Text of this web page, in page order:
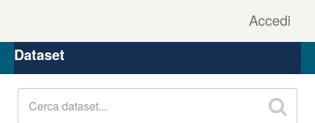
Accedi
Organizzazioni
Gruppi
Dataset